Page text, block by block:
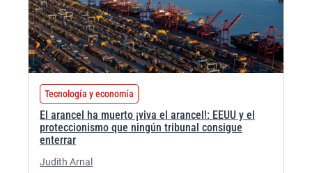
Tecnología y economía
El arancel ha muerto ¡viva el arancel!: EEUU y el
proteccionismo que ningún tribunal consigue
enterrar
Judith Arnal